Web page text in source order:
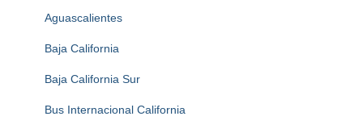
Aguascalientes
Baja California
Baja California Sur
Bus Internacional California